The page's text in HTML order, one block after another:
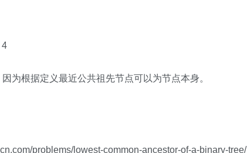
4
为根据定义最近公共祖先节点可以为节点本身。
problems/lowest-common-ancestor-of-a-binary-tree/